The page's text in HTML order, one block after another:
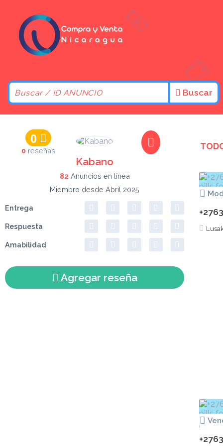
Buscar
0
0 reseñas
Kabano
82 Anuncios en línea
Miembro desde Abril 2025
Entrega
Respuesta
Amabilidad
Agregar reseña